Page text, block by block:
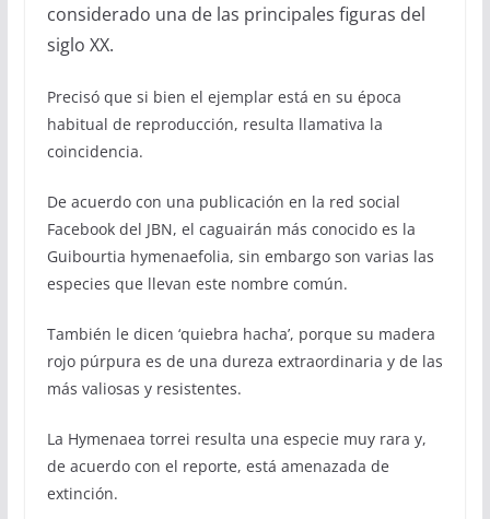
considerado una de las principales figuras del
siglo XX.
Precisó que si bien el ejemplar está en su época
habitual de reproducción, resulta llamativa la
coincidencia.
De acuerdo con una publicación en la red social
Facebook del JBN, el caguairán más conocido es la
Guibourtia hymenaefolia, sin embargo son varias las
especies que llevan este nombre común.
También le dicen ‘quiebra hacha’, porque su madera
rojo púrpura es de una dureza extraordinaria y de las
más valiosas y resistentes.
La Hymenaea torrei resulta una especie muy rara y,
de acuerdo con el reporte, está amenazada de
extinción.